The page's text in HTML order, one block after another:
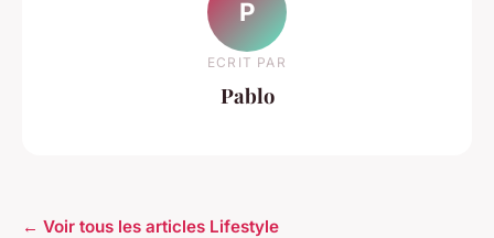
P
ECRIT PAR
Pablo
← Voir tous les articles Lifestyle